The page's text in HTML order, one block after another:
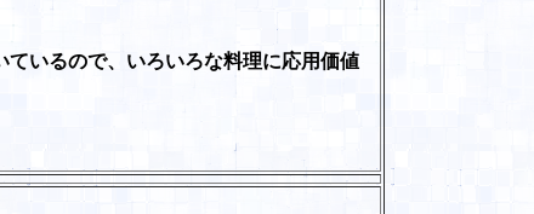
いるので、いろいろな料理に応用価値